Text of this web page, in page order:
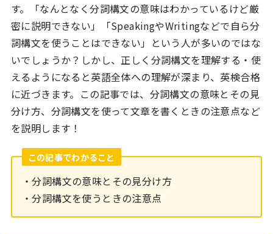
す。「なんとなく分詞構文の意味はわかっているけど厳
密に説明できない」「SpeakingやWritingなどで自ら分
詞構文を使うことはできない」という人が多いのではな
いでしょうか？しかし、正しく分詞構文を理解する・使
えるようになると英語全体への理解が深まり、英検合格
に近づきます。この記事では、分詞構文の意味とその見
分け方、分詞構文を使って文章を書くときの注意点など
を説明します！
この記事でわかること
・分詞構文の意味とその見分け方
・分詞構文を使うときの注意点